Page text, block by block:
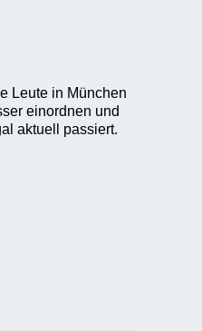
Leute in München
einordnen und
aktuell passiert.